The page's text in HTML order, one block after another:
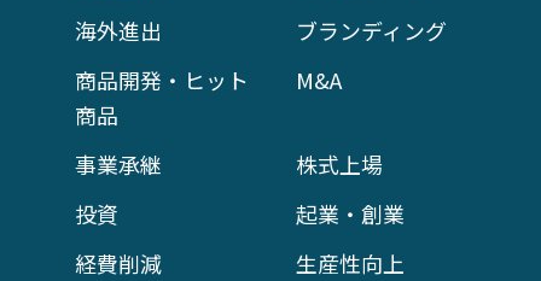
海外進出
ブランディング
商品開発・ヒット
商品
M&A
事業承継
株式上場
投資
起業・創業
経費削減
生産性向上